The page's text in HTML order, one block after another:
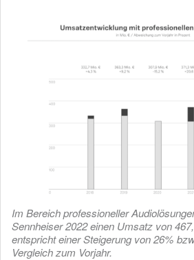
Im Bereich professioneller
Sennheiser 2022 einen Umsatz von
entspricht einer Steigerung von 26%
Vergleich zum Vorjahr.